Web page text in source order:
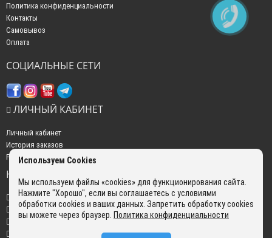
Политика конфиденциальности
Контакты
Самовывоз
Оплата
СОЦИАЛЬНЫЕ СЕТИ
ЛИЧНЫЙ КАБИНЕТ
Личный кабинет
История заказов
Рассылка новостей
НАШИ КОНТАКТЫ
+7 (499) 350-22-51
sales@gokyo.ru
пн. - пт. : с 10:00 до 18:00 сб. c 10:00 до 14:00 воскресенье : выходной.
г. Москва, Россия, Улица Сущёвский Вал, 5 с20
Используем Cookies
Мы используем файлы «cookies» для функционирования сайта.
Нажмите "Хорошо", если вы соглашаетесь с условиями
обработки cookies и ваших данных. Запретить обработку cookies
вы можете через браузер. Политика конфиденциальности